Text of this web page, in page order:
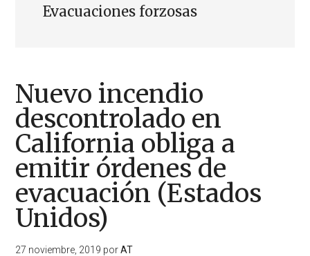
Evacuaciones forzosas
Nuevo incendio
descontrolado en
California obliga a
emitir órdenes de
evacuación (Estados
Unidos)
27 noviembre, 2019 porAT